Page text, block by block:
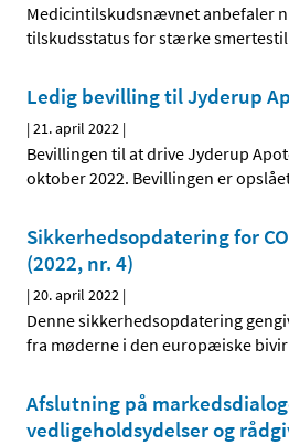
Medicintilskudsnævnet anbefaler
tilskudsstatus for stærke
Ledig bevilling til Jyderup
|21. april 2022 |
Bevillingen til at drive Jyderup
oktober 2022. Bevillingen er
Sikkerhedsopdatering for
(2022, nr. 4)
|20. april 2022 |
Denne sikkerhedsopdatering
fra møderne i den europæiske
Afslutning på
vedligeholdsydelser og